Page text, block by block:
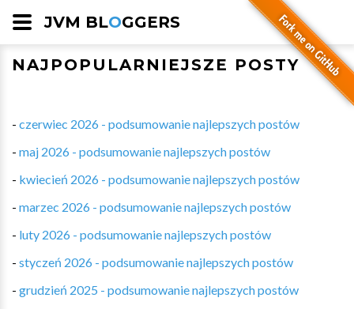
JVM BLOGGERS
NAJPOPULARNIEJSZE POSTY
- czerwiec 2026 - podsumowanie najlepszych postów
- maj 2026 - podsumowanie najlepszych postów
- kwiecień 2026 - podsumowanie najlepszych postów
- marzec 2026 - podsumowanie najlepszych postów
- luty 2026 - podsumowanie najlepszych postów
- styczeń 2026 - podsumowanie najlepszych postów
- grudzień 2025 - podsumowanie najlepszych postów